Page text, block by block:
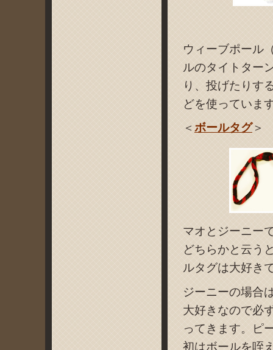
ウィーブポール
ルのタイトター
り、投げたりす
どを使っていま
＜ボールタグ＞
マオとジーニー
どちらかと云う
ルタグは大好き
ジーニーの場合
大好きなので必
ってきます。ピ
初はボールを咥